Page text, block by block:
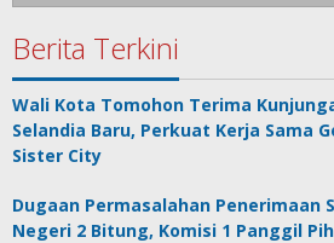
Berita Terkini
Wali Kota Tomohon Terima
Selandia Baru, Perkuat Kerja Sama
Sister City
Dugaan Permasalahan Penerimaan
Negeri 2 Bitung, Komisi 1 Panggil